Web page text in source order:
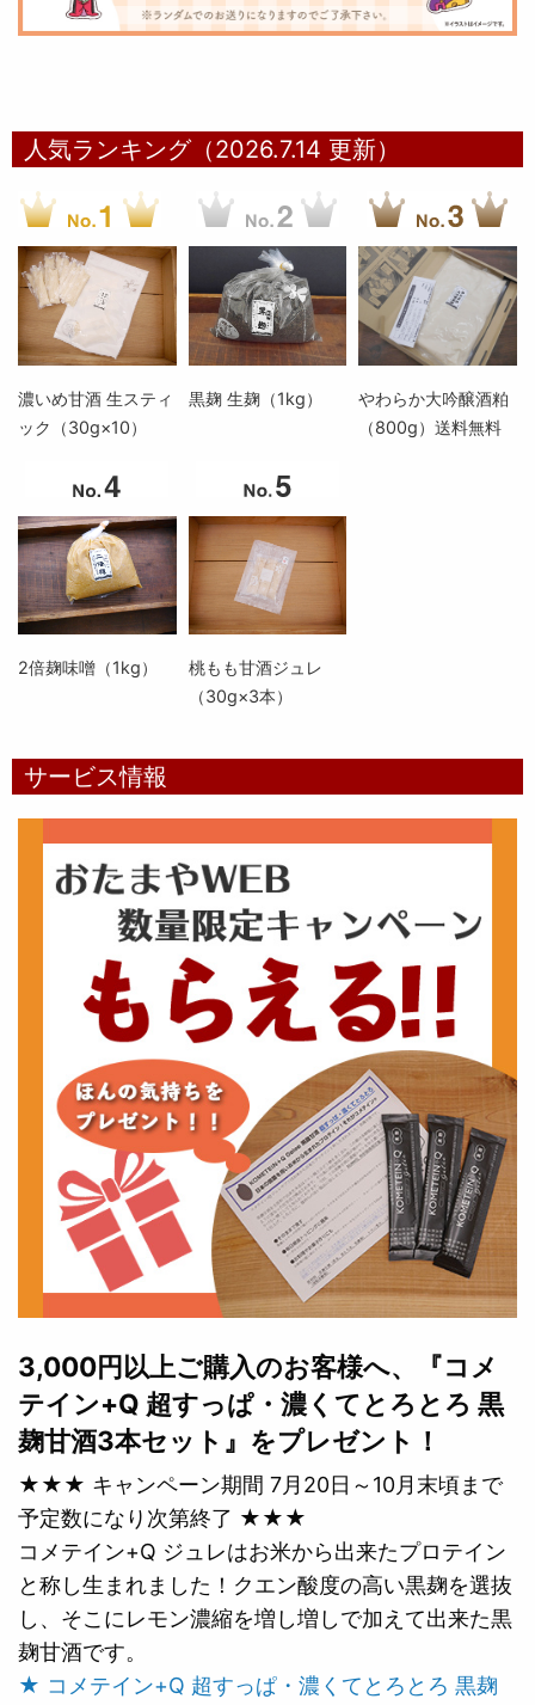
人気ランキング（2026.7.14 更新）
濃いめ甘酒 生スティ
ック（30g×10）
黒麹 生麹（1kg）
やわらか大吟醸酒粕
（800g）送料無料
2倍麹味噌（1kg）
桃もも甘酒ジュレ
（30g×3本）
サービス情報
3,000円以上ご購入のお客様へ、『コメ
テイン+Q 超すっぱ・濃くてとろとろ 黒
麹甘酒3本セット』をプレゼント！
★★★ キャンペーン期間 7月20日～10月末頃まで
予定数になり次第終了 ★★★
コメテイン+Q ジュレはお米から出来たプロテイン
と称し生まれました！クエン酸度の高い黒麹を選抜
し、そこにレモン濃縮を増し増しで加えて出来た黒
麹甘酒です。
★ コメテイン+Q 超すっぱ・濃くてとろとろ 黒麹